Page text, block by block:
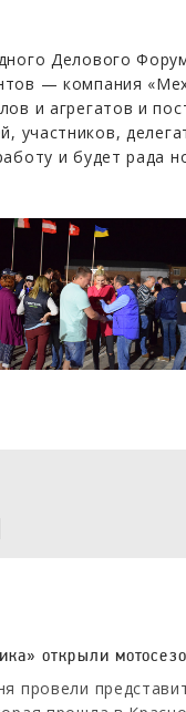
Делового
— компания
и агрегатов и
участников,
и будет рада
открыли
провели